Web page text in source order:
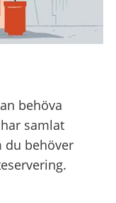
behöva
samlat
du behöver